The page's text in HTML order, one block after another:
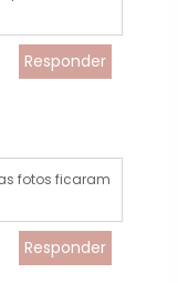
Responder
fotos ficaram
Responder